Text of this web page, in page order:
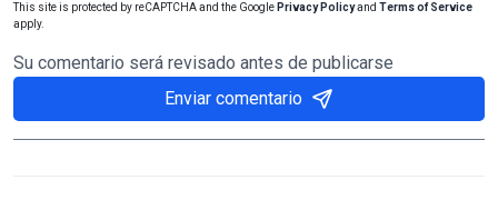
This site is protected by reCAPTCHA and the Google Privacy Policyand Terms of Service
apply.
Su comentario será revisado antes de publicarse
Enviar comentario